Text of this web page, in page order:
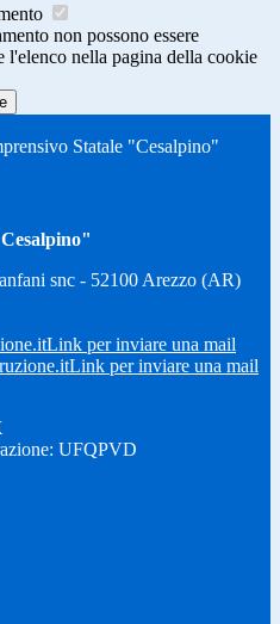
non possono essere
l'elenco nella pagina della cookie
Statale "Cesalpino"
snc - 52100 Arezzo (AR)
Link per inviare una mail
Link per inviare una mail
UFQPVD